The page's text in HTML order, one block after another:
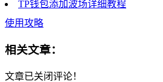
TP钱包添加波场详细教程
使用攻略
相关文章：
文章已关闭评论！